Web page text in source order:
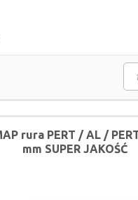
rura PERT / AL /
mm SUPER JAKOŚĆ